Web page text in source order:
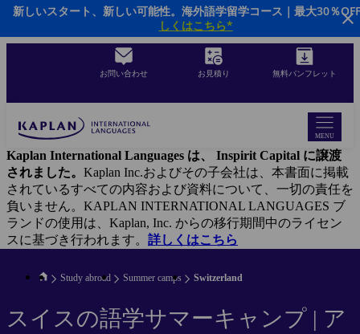
Skip
main
お問い合わせ お見積り 無料パンフレット
MENU
Kaplan International Languages は、 Inspirit Capital に譲渡
されました。 Kaplan Inc.およびその子会社は、本書面に掲載
されているすべての内容および資料について、一切の責任を
負いません。KAPLAN INTERNATIONAL LANGUAGES ブ
ランドの使用は、Kaplan, Inc. からの移行期間中のライセン
スに基づき行われます。 詳しくはこちら
新しいスタート、新しい可能性。海外語学留学コース｜最大30％
しくはこちら*
Study abroad Summer camps Switzerland
スイスの語学サマーキャンプ | ア